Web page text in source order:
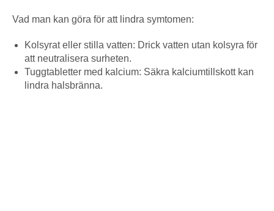
Vad man kan göra för att lindra symtomen:
Kolsyrat eller stilla vatten: Drick vatten utan kolsyra för
att neutralisera surheten.
Tuggtabletter med kalcium: Säkra kalciumtillskott kan
lindra halsbränna.